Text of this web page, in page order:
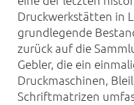
Druckwerkstätten in
grundlegende
zurück auf die
Gebler, die ein
Druckmaschinen,
Schriftmatrizen